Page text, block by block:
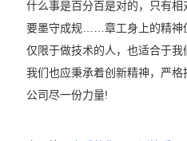
什么事是百分百是对的，只有
要墨守成规……章工身上的精神
仅限于做技术的人，也适合于我
我们也应秉承着创新精神，严
公司尽一份力量!